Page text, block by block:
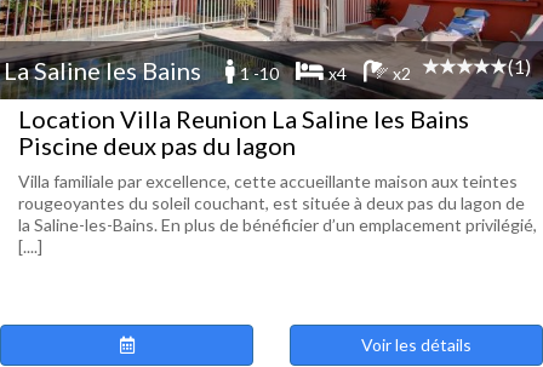
La Saline les Bains 1 -10 x4 x2 (1)
Location Villa Reunion La Saline les Bains
Piscine deux pas du lagon
Villa familiale par excellence, cette accueillante maison aux teintes
rougeoyantes du soleil couchant, est située à deux pas du lagon de
la Saline-les-Bains. En plus de bénéficier d’un emplacement privilégié,
[....]
Voir les détails